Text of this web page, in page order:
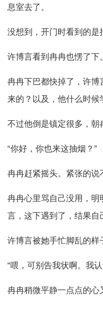
息室去了。
没想到，开门时看到的是
许博言看到冉冉也愣了下。
冉冉下巴都快掉了，许
来的？以及，他什么时候
不过他倒是镇定很多，朝
“你好，你也来这抽烟？”
冉冉赶紧摇头。紧张的说
冉冉心里骂自己没用，
言，这下遇到了，结果自
许博言被她手忙脚乱的样
“喂，可别告我状啊。我
冉冉稍微平静一点点的心